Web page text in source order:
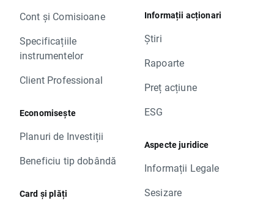
Cont și Comisioane
Specificațiile
instrumentelor
Client Professional
Economisește
Planuri de Investiții
Beneficiu tip dobândă
Card și plăți
Informații acționari
Știri
Rapoarte
Preț acțiune
ESG
Aspecte juridice
Informații Legale
Sesizare